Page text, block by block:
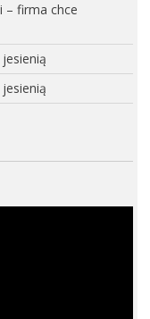
– firma chce